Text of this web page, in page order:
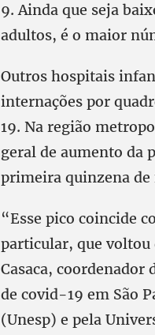
9. Ainda que seja
adultos, é o maior
Outros hospitais
internações por
19. Na região
geral de aumento da
primeira quinzena de
“Esse pico coincide
particular, que voltou
Casaca,
de covid-19 em São
(Unesp) e pela